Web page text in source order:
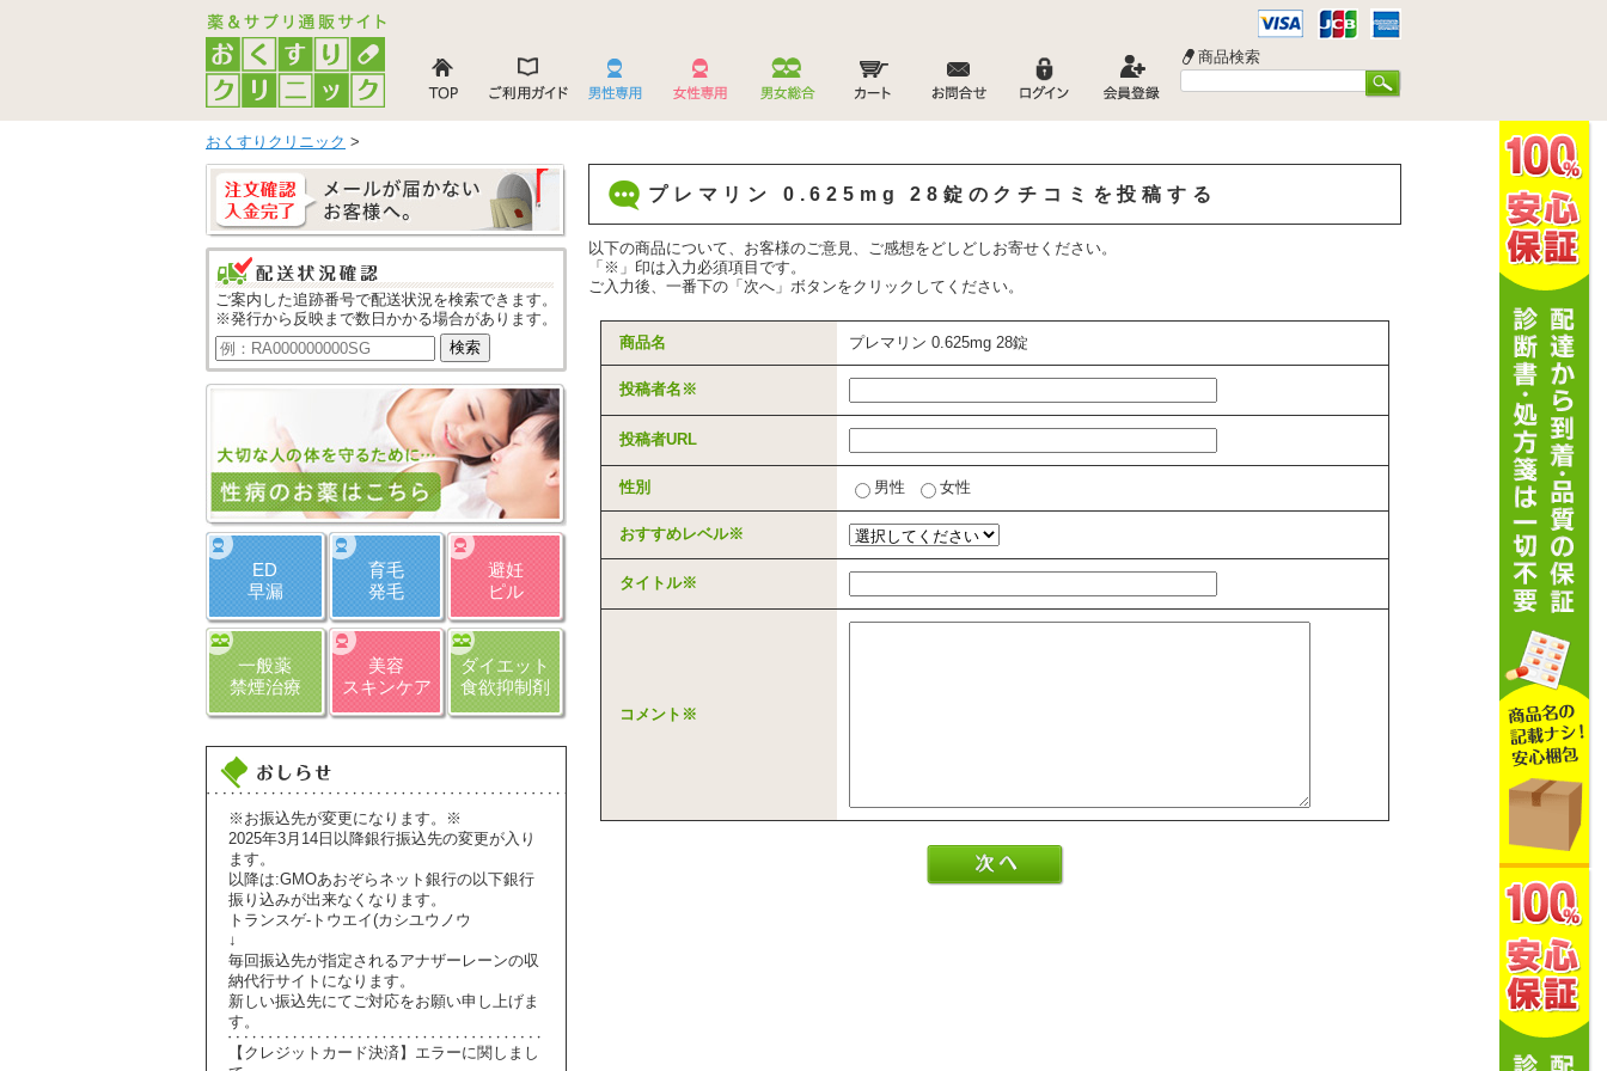
商品検索
おくすりクリニック >
プレマリン 0.625mg 28錠のクチコミを投稿する
以下の商品について、お客様のご意見、ご感想をどしどしお寄せください。
「 ※ 」印は入力必須項目です。
ご入力後、一番下の「次へ」ボタンをクリックしてください。
商品名 プレマリン 0.625mg 28錠
投稿者名 ※
投稿者URL
性別 男性 女性
おすすめレベル※
タイトル※
コメント ※
ご案内した追跡番号で配送状況を検索できます。
※発行から反映まで数日かかる場合があります。
ED
早漏
育毛
発毛
避妊
ピル
一般薬
禁煙治療
美容
スキンケア
ダイエット
食欲抑制剤
※お振込先が変更になります。※
2025年3月14日以降銀行振込先の変更が入り
ます。
以降は:GMOあおぞらネット銀行の以下銀行
振り込みが出来なくなります。
トランスゲ-トウエイ(カシユウノウ
↓
毎回振込先が指定されるアナザーレーンの収
納代行サイトになります。
新しい振込先にてご対応をお願い申し上げま
す。
【クレジットカード決済】エラーに関しまし